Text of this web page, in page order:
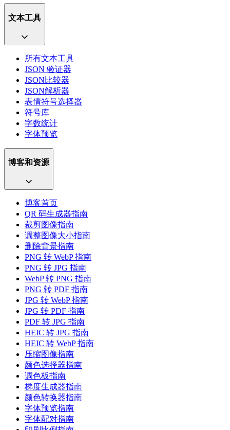
文本工具
所有文本工具
JSON 验证器
JSON比较器
JSON解析器
表情符号选择器
符号库
字数统计
字体预览
博客和资源
博客首页
QR 码生成器指南
裁剪图像指南
调整图像大小指南
删除背景指南
PNG 转 WebP 指南
PNG 转 JPG 指南
WebP 转 PNG 指南
PNG 转 PDF 指南
JPG 转 WebP 指南
JPG 转 PDF 指南
PDF 转 JPG 指南
HEIC 转 JPG 指南
HEIC 转 WebP 指南
压缩图像指南
颜色选择器指南
调色板指南
梯度生成器指南
颜色转换器指南
字体预览指南
字体配对指南